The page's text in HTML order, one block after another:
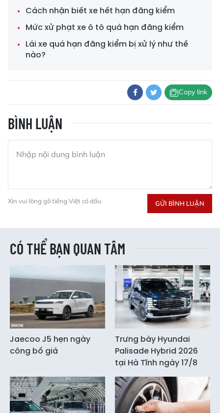
Cách nhận biết xe hết hạn đăng kiểm
Mức xử phạt xe ô tô quá hạn đăng kiểm
Lái xe quá hạn đăng kiểm bị xử lý như thế
nào?
Copy link
BÌNH LUẬN
Xin vui lòng gõ tiếng Việt có dấu GỬI BÌNH LUẬN
CÓ THỂ BẠN QUAN TÂM
Jaecoo J5 hẹn ngày
công bố giá
Trưng bày Hyundai
Palisade Hybrid 2026
tại Hà Tĩnh ngày 17/8